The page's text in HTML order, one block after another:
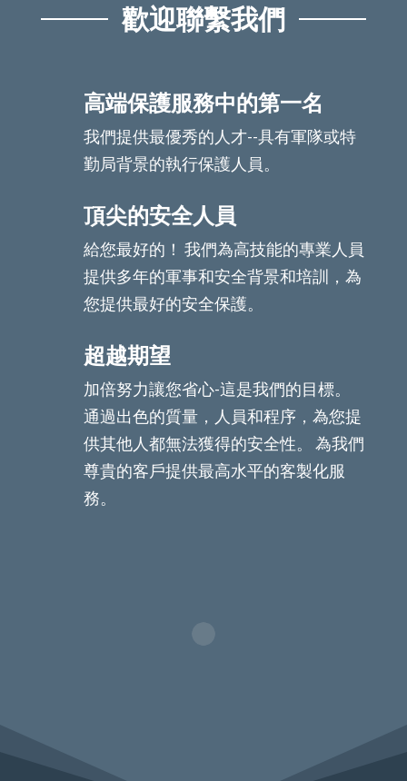
歡迎聯繫我們
高端保護服務中的第一名
我們提供最優秀的人才--具有軍隊或特
勤局背景的執行保護人員。
頂尖的安全人員
給您最好的！ 我們為高技能的專業人員
提供多年的軍事和安全背景和培訓，為
您提供最好的安全保護。
超越期望
加倍努力讓您省心-這是我們的目標。
通過出色的質量，人員和程序，為您提
供其他人都無法獲得的安全性。 為我們
尊貴的客戶提供最高水平的客製化服
務。